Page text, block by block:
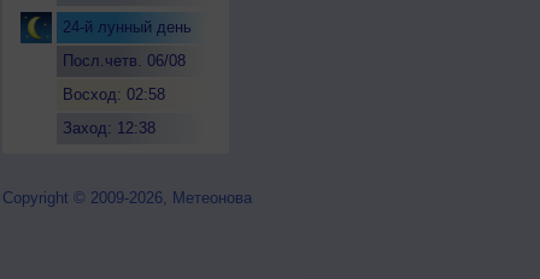
24-й лунный день
Посл.четв. 06/08
Восход: 02:58
Заход: 12:38
Copyright © 2009-2026, Метеонова